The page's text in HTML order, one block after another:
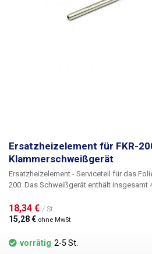
Ersatzheizelement für FKR-
Klammerschweißgerät
Ersatzheizelement - Serviceteil für das
200. Das Schweißgerät enthält insgesamt
18,34 € / St.
15,28 € ohne MwSt
vorrätig 2-5 St.